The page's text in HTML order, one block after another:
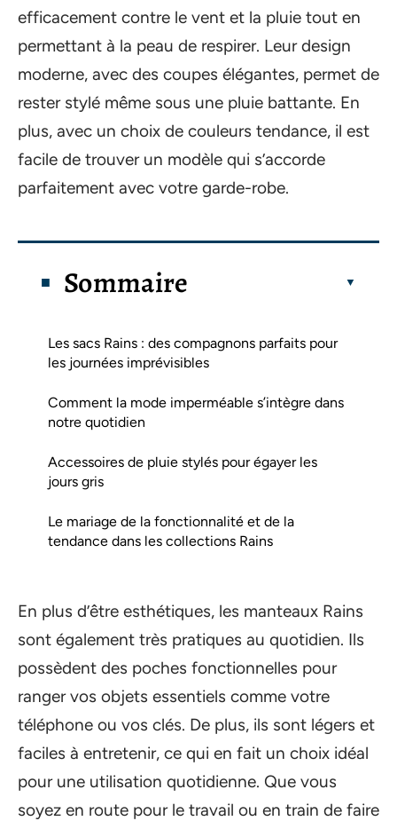
efficacement contre le vent et la pluie tout en
permettant à la peau de respirer. Leur design
moderne, avec des coupes élégantes, permet de
rester stylé même sous une pluie battante. En
plus, avec un choix de couleurs tendance, il est
facile de trouver un modèle qui s’accorde
parfaitement avec votre garde-robe.
Sommaire
Les sacs Rains : des compagnons parfaits pour
les journées imprévisibles
Comment la mode imperméable s’intègre dans
notre quotidien
Accessoires de pluie stylés pour égayer les
jours gris
Le mariage de la fonctionnalité et de la
tendance dans les collections Rains
En plus d’être esthétiques, les manteaux Rains
sont également très pratiques au quotidien. Ils
possèdent des poches fonctionnelles pour
ranger vos objets essentiels comme votre
téléphone ou vos clés. De plus, ils sont légers et
faciles à entretenir, ce qui en fait un choix idéal
pour une utilisation quotidienne. Que vous
soyez en route pour le travail ou en train de faire